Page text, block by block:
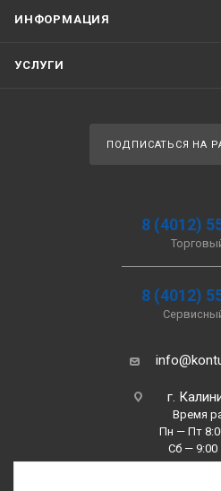
ИНФОРМАЦИЯ
УСЛУГИ
ПОДПИСАТЬСЯ НА
8 (4012)
8 (4012)
г.
Время
Пн — Пт
Сб — 9:00
Вс